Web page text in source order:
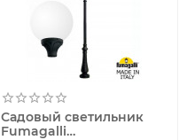
Садовый светильник
Fumagalli